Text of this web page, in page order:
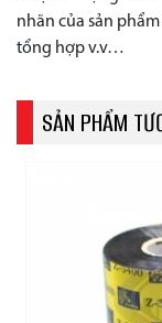
nhãn của sản
tổng hợp v.v…
SẢN PHẨM